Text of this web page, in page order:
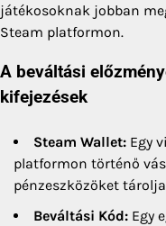
játékosoknak jobban
Steam platformon.
A beváltási
kifejezések
Steam Wallet: Egy
platformon történő
pénzeszközöket
Beváltási Kód: Egy